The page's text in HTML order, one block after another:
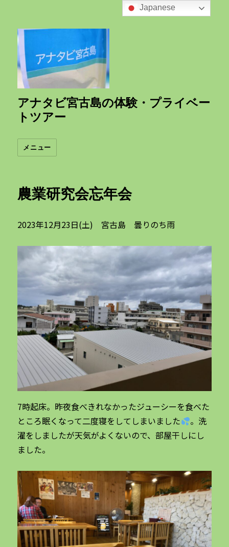
アナタビ宮古島の体験・プライベー
トツアー
メニュー
農業研究会忘年会
2023年12月23日(土) 宮古島 曇りのち雨
7時起床。昨夜食べきれなかったジューシーを食べた
ところ眠くなって二度寝をしてしまいました
。洗
濯をしましたが天気がよくないので、部屋干しにし
ました。
Japanese